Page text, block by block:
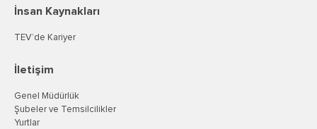
İnsan Kaynakları
TEV’de Kariyer
İletişim
Genel Müdürlük
Şubeler ve Temsilcilikler
Yurtlar